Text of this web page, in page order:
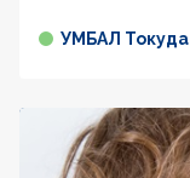
УМБАЛ Токуда